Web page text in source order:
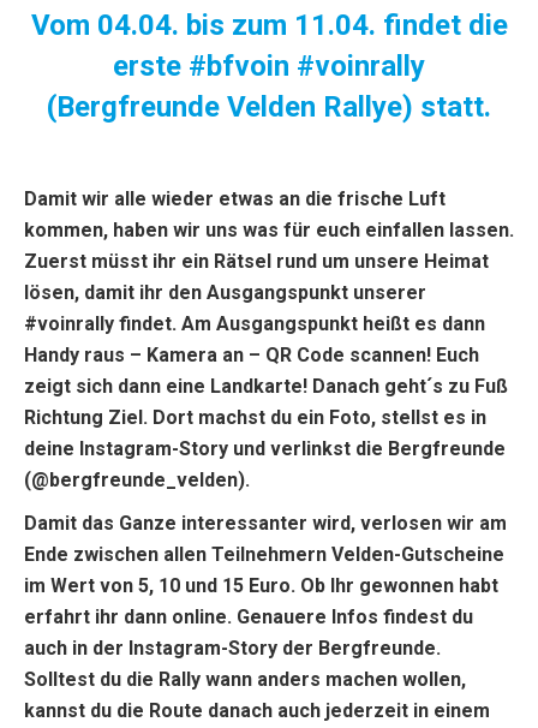
Vom 04.04. bis zum 11.04. findet die
erste #bfvoin #voinrally
(Bergfreunde Velden Rallye) statt.
Damit wir alle wieder etwas an die frische Luft
kommen, haben wir uns was für euch einfallen lassen.
Zuerst müsst ihr ein Rätsel rund um unsere Heimat
lösen, damit ihr den Ausgangspunkt unserer
#voinrally findet. Am Ausgangspunkt heißt es dann
Handy raus – Kamera an – QR Code scannen! Euch
zeigt sich dann eine Landkarte! Danach geht´s zu Fuß
Richtung Ziel. Dort machst du ein Foto, stellst es in
deine Instagram-Story und verlinkst die Bergfreunde
(@bergfreunde_velden).
Damit das Ganze interessanter wird, verlosen wir am
Ende zwischen allen Teilnehmern Velden-Gutscheine
im Wert von 5, 10 und 15 Euro. Ob Ihr gewonnen habt
erfahrt ihr dann online. Genauere Infos findest du
auch in der Instagram-Story der Bergfreunde.
Solltest du die Rally wann anders machen wollen,
kannst du die Route danach auch jederzeit in einem